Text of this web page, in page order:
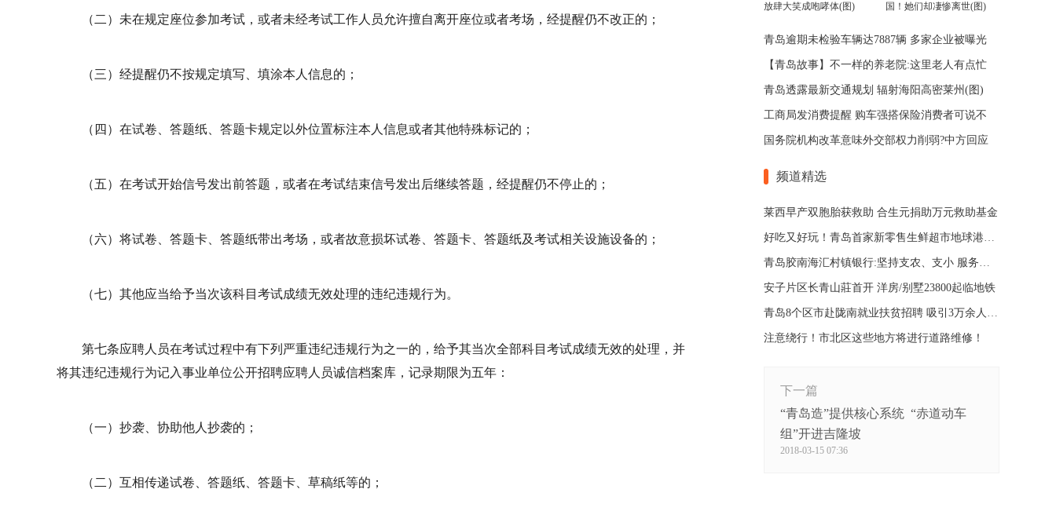
（二）未在规定座位参加考试，或者未经考试工作人员允许擅自离开座位或者考场，经提醒仍不改正的；
（三）经提醒仍不按规定填写、填涂本人信息的；
（四）在试卷、答题纸、答题卡规定以外位置标注本人信息或者其他特殊标记的；
（五）在考试开始信号发出前答题，或者在考试结束信号发出后继续答题，经提醒仍不停止的；
（六）将试卷、答题卡、答题纸带出考场，或者故意损坏试卷、答题卡、答题纸及考试相关设施设备的；
（七）其他应当给予当次该科目考试成绩无效处理的违纪违规行为。
第七条应聘人员在考试过程中有下列严重违纪违规行为之一的，给予其当次全部科目考试成绩无效的处理，并
将其违纪违规行为记入事业单位公开招聘应聘人员诚信档案库，记录期限为五年：
（一）抄袭、协助他人抄袭的；
（二）互相传递试卷、答题纸、答题卡、草稿纸等的；
放肆大笑成咆哮体(图)
国！她们却凄惨离世(图)
青岛逾期未检验车辆达7887辆 多家企业被曝光
【青岛故事】不一样的养老院:这里老人有点忙
青岛透露最新交通规划 辐射海阳高密莱州(图)
工商局发消费提醒 购车强搭保险消费者可说不
国务院机构改革意味外交部权力削弱?中方回应
频道精选
莱西早产双胞胎获救助 合生元捐助万元救助基金
好吃又好玩！青岛首家新零售生鲜超市地球港火爆开业
青岛胶南海汇村镇银行:坚持支农、支小 服务实体经济
安子片区长青山莊首开 洋房/别墅23800起临地铁
青岛8个区市赴陇南就业扶贫招聘 吸引3万余人参加
注意绕行！市北区这些地方将进行道路维修！
下一篇
“青岛造”提供核心系统 “赤道动车
组”开进吉隆坡
2018-03-15 07:36